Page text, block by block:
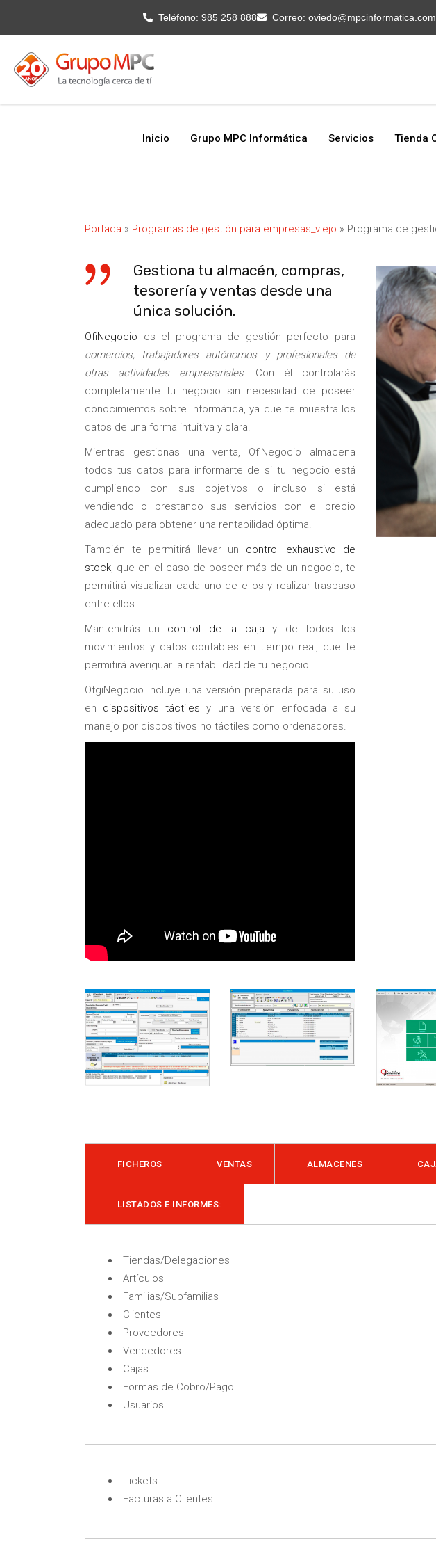
Teléfono: 985 258 888 Correo: oviedo@mpcinformatica.com
Inicio Grupo MPC Informática Servicios Tienda
Inicio Grupo MPC Informática Servicios Tienda
Portada » Programas de gestión para empresas_viejo » Programa de
Gestiona tu almacén, compras,
tesorería y ventas desde una
única solución.
OfiNegocio es el programa de gestión perfecto para
comercios, trabajadores autónomos y profesionales de
otras actividades empresariales. Con él controlarás
completamente tu negocio sin necesidad de poseer
conocimientos sobre informática, ya que te muestra los
datos de una forma intuitiva y clara.
Mientras gestionas una venta, OfiNegocio almacena
todos tus datos para informarte de si tu negocio está
cumpliendo con sus objetivos o incluso si está
vendiendo o prestando sus servicios con el precio
adecuado para obtener una rentabilidad óptima.
También te permitirá llevar un control exhaustivo de
stock, que en el caso de poseer más de un negocio, te
permitirá visualizar cada uno de ellos y realizar traspaso
entre ellos.
Mantendrás un control de la caja y de todos los
movimientos y datos contables en tiempo real, que te
permitirá averiguar la rentabilidad de tu negocio.
OfgiNegocio incluye una versión preparada para su uso
en dispositivos táctiles y una versión enfocada a su
manejo por dispositivos no táctiles como ordenadores.
FICHEROS VENTAS ALMACENES
LISTADOS E INFORMES:
Tiendas/Delegaciones
Artículos
Familias/Subfamilias
Clientes
Proveedores
Vendedores
Cajas
Formas de Cobro/Pago
Usuarios
Tickets
Facturas a Clientes